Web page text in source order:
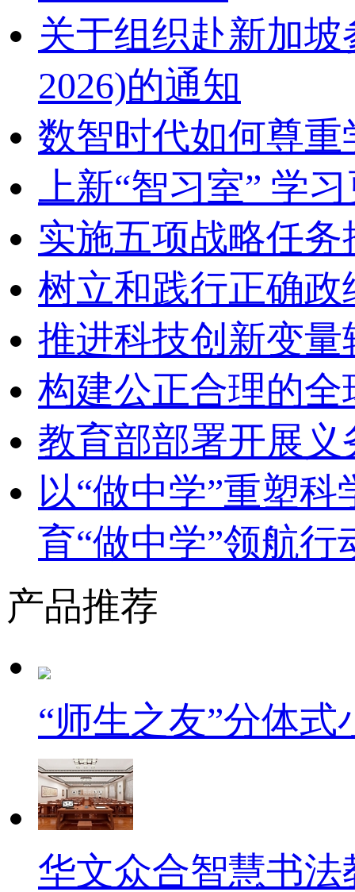
关于组织赴新加坡
2026)的通知
数智时代如何尊重
上新“智习室” 学
实施五项战略任
树立和践行正确
推进科技创新变
构建公正合理的
教育部部署开展义
以“做中学”重塑
育“做中学”领航行
产品推荐
“师生之友”分体
华文众合智慧书法